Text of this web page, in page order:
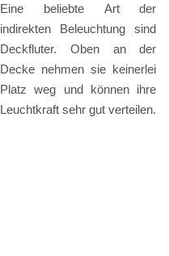
Eine beliebte Art der
indirekten Beleuchtung sind
Deckfluter. Oben an der
Decke nehmen sie keinerlei
Platz weg und können ihre
Leuchtkraft sehr gut verteilen.